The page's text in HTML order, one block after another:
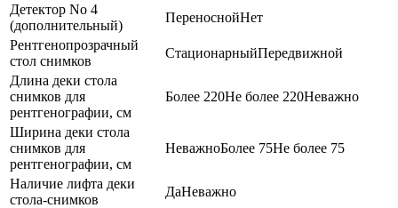
Детектор No 4
(дополнительный)
ПереноснойНет
Рентгенопрозрачный
стол снимков
СтационарныйПередвижной
Длина деки стола
снимков для
рентгенографии, см
Более 220Не более 220Неважно
Ширина деки стола
снимков для
рентгенографии, см
НеважноБолее 75Не более 75
Наличие лифта деки
стола-снимков
ДаНеважно